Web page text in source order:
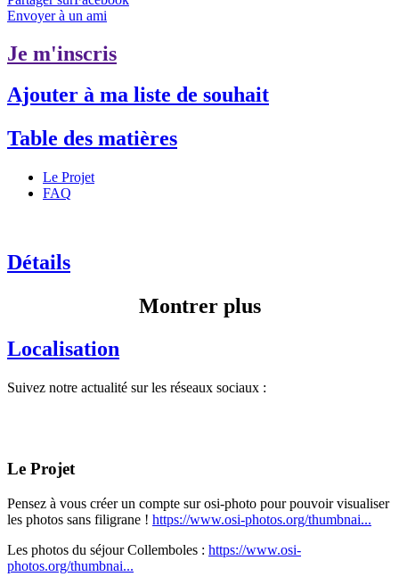
Envoyer à un ami
Je m'inscris
Ajouter à ma liste de souhait
Table des matières
Le Projet
FAQ
Détails
Montrer plus
Localisation
Suivez notre actualité sur les réseaux sociaux :
Le Projet
Pensez à vous créer un compte sur osi-photo pour pouvoir visualiser
les photos sans filigrane ! https://www.osi-photos.org/thumbnai...
Les photos du séjour Collemboles : https://www.osi-
photos.org/thumbnai...